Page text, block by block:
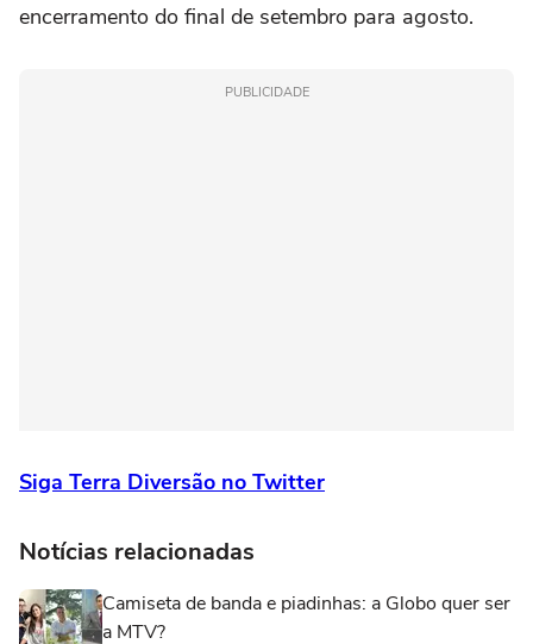
encerramento do final de setembro para agosto.
PUBLICIDADE
Siga Terra Diversão no Twitter
Notícias relacionadas
Camiseta de banda e piadinhas: a Globo quer ser
a MTV?